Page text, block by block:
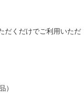
だくだけでご利用いただ
）